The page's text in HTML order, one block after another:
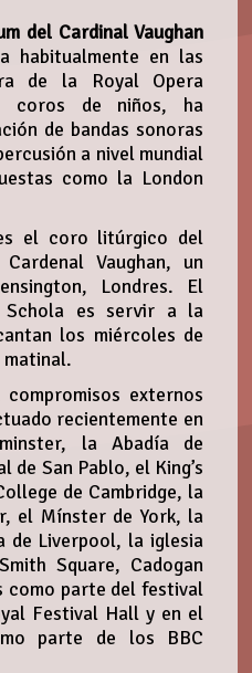
del Cardinal Vaughan
habitualmente en las
de la Royal Opera
coros de niños, ha
de bandas sonoras
a nivel mundial
como la London
el coro litúrgico del
Vaughan, un
Londres. El
es servir a la
los miércoles de
matinal.
externos
recientemente en
la Abadía de
de San Pablo, el King’s
de Cambridge, la
el Mínster de York, la
de Liverpool, la iglesia
Square, Cadogan
como parte del festival
Festival Hall y en el
parte de los BBC